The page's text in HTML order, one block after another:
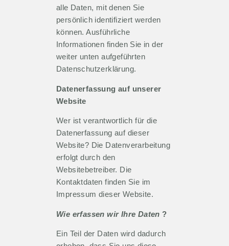
alle Daten, mit denen Sie
persönlich identifiziert werden
können. Ausführliche
Informationen finden Sie in der
weiter unten aufgeführten
Datenschutzerklärung.
Datenerfassung auf unserer
Website
Wer ist verantwortlich für die
Datenerfassung auf dieser
Website? Die Datenverarbeitung
erfolgt durch den
Websitebetreiber. Die
Kontaktdaten finden Sie im
Impressum dieser Website.
Wie erfassen wir Ihre Daten ?
Ein Teil der Daten wird dadurch